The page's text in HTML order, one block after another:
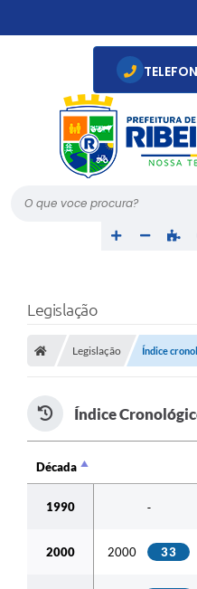
O que voce procura?
Legislação
Legislação Índice
Índice
Década
1990
-
2000 2000 33